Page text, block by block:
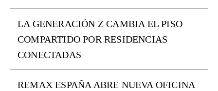
LA GENERACIÓN Z CAMBIA EL PISO
COMPARTIDO POR RESIDENCIAS
CONECTADAS
REMAX ESPAÑA ABRE NUEVA OFICINA